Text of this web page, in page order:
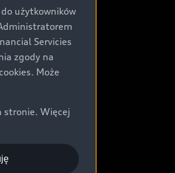
użytkowników
Servicies
zgody na
Może
stronie. Więcej